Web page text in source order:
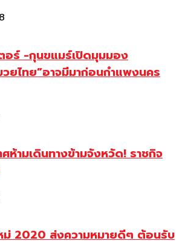
อร์ -กุนขแมร์เปิดมุมมอง
ยไทย”อาจมีมาก่อนกำแพงนคร
ห้ามเดินทางข้ามจังหวัด! ราชกิจ
ม่ 2020 ส่งความหมายดีๆ ต้อนรับ